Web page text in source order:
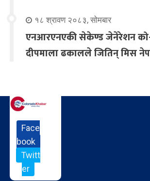
१८ श्रावण २०८३, सोमबार
एनआरएनएकी सेकेण्ड जेनेरेशन
दीपमाला ढकालले जितिन् मिस
Face
book
Twitt
er